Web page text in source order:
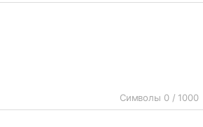
Символы 0 / 1000